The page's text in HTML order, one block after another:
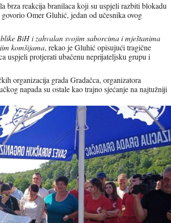
brza reakcija branilaca koji su uspjeli razbiti blokadu
Omer Gluhić, jedan od učesnika ovog
BiH i zahvalan svojim saborcima i mještanima
komšijama, rekao je Gluhić opisujući tragične
uspjeli protjerati ubačenu neprijateljsku grupu i
organizacija grada Gradačca, organizatora
napada su ostale kao trajno sjećanje na najtužniji